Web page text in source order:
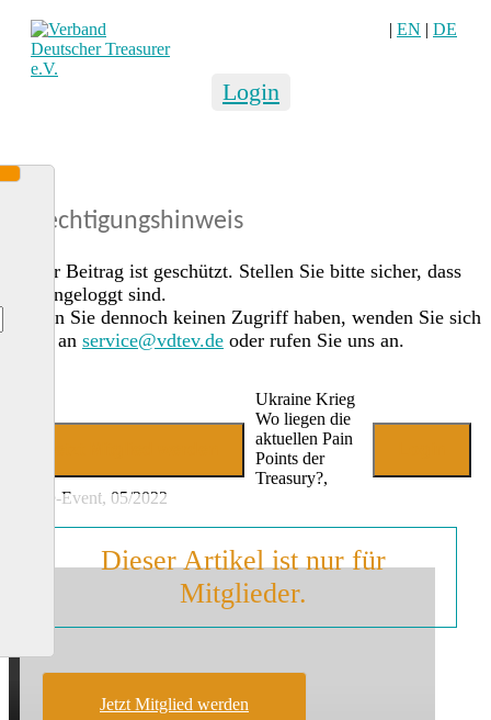
| EN | DE
Login
Berechtigungshinweis
Dieser Beitrag ist geschützt. Stellen Sie bitte sicher, dass
Sie eingeloggt sind.
Sollten Sie dennoch keinen Zugriff haben, wenden Sie sich
gerne an service@vdtev.de oder rufen Sie uns an.
Ukraine Krieg
Wo liegen die
aktuellen Pain
Points der
Treasury?,
Online-Event, 05/2022
Dieser Artikel ist nur für
Mitglieder.
Jetzt Mitglied werden